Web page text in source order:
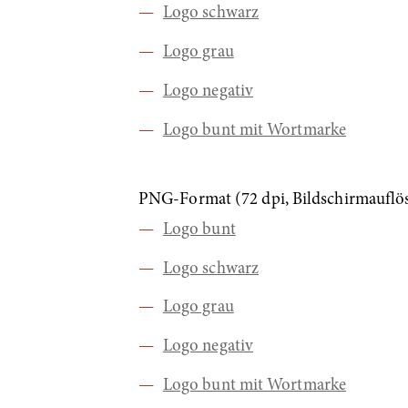
Logo schwarz
Logo grau
Logo negativ
Logo bunt mit Wortmarke
PNG-Format (72 dpi,
Logo bunt
Logo schwarz
Logo grau
Logo negativ
Logo bunt mit Wortmarke